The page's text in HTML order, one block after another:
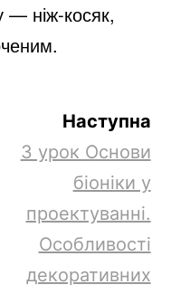
— ніж-косяк,
Наступна
3 урок Основи
біоніки у
проектуванні.
Особливості
декоративних
процес
вишивкою
будь-який
я можу знайти у